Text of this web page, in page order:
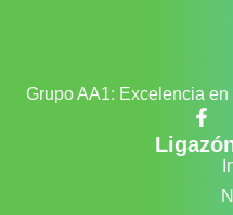
Grupo AA1: Excelencia